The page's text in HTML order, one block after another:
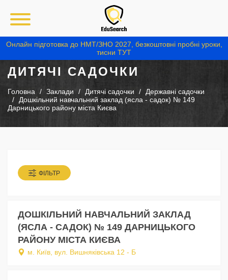
Онлайн підготовка до НМТ/ЗНО 2027, безкоштовні пробні уроки,
тисни ТУТ
ДИТЯЧІ САДОЧКИ
Головна Заклади Дитячі садочки
Державні садочки
Дошкільний навчальний заклад (ясла - садок) № 149
Дарницького району міста Києва
ФІЛЬТР
ДОШКІЛЬНИЙ НАВЧАЛЬНИЙ ЗАКЛАД
(ЯСЛА - САДОК) № 149 ДАРНИЦЬКОГО
РАЙОНУ МІСТА КИЄВА
м. Київ, вул. Вишняківська 12 - Б